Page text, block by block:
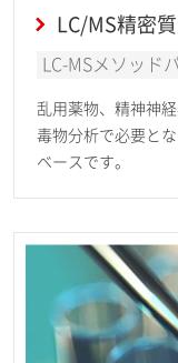
LC/MS精密
LC-MSメソッド
乱用薬物、精神神
毒物分析で必要と
ベースです。